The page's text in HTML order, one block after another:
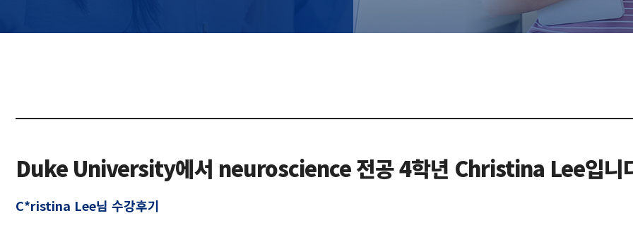
Duke University에서 neuroscience 전공 4학년 Christina Lee입니
C*ristina Lee님 수강후기